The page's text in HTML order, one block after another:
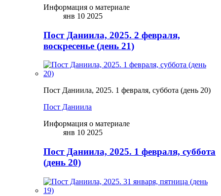
Информация о материале
янв 10 2025
Пост Даниила, 2025. 2 февраля,
воскресенье (день 21)
Пост Даниила, 2025. 1 февраля, суббота (день 20)
Пост Даниила
Информация о материале
янв 10 2025
Пост Даниила, 2025. 1 февраля, суббота
(день 20)